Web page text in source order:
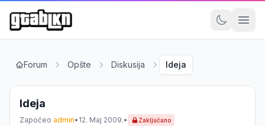
Forum Opšte Diskusija Ideja
Ideja
Započeo admin• 12. Maj 2009.• Zaključano